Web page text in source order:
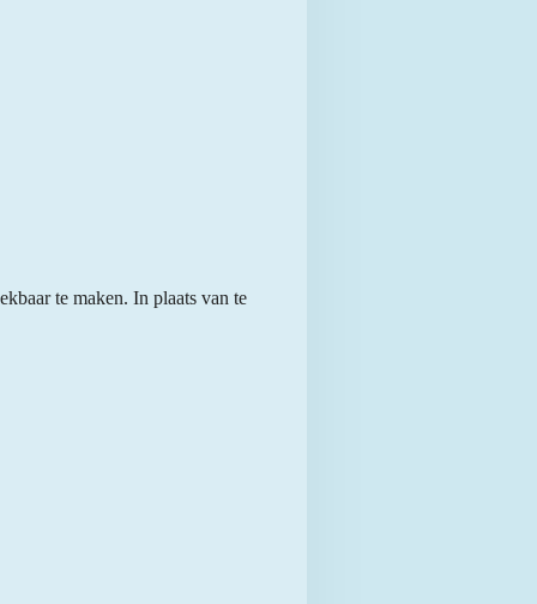
te maken. In plaats van te